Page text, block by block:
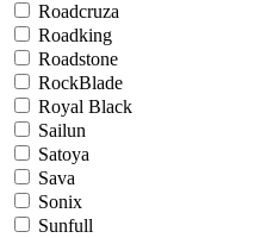
Roadcruza
Roadking
Roadstone
RockBlade
Royal Black
Sailun
Satoya
Sava
Sonix
Sunfull